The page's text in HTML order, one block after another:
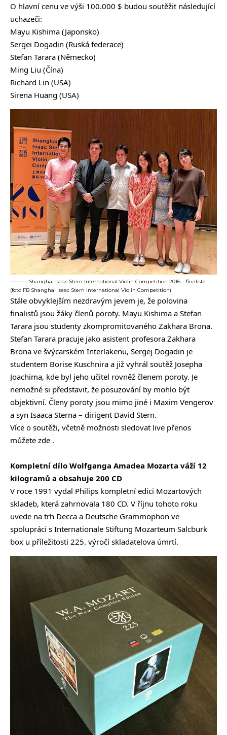
O hlavní cenu ve výši 100.000 $ budou soutěžit následující
uchazeči:
Mayu Kishima (Japonsko)
Sergei Dogadin (Ruská federace)
Stefan Tarara (Německo)
Ming Liu (Čína)
Richard Lin (USA)
Sirena Huang (USA)
Shanghai Isaac Stern International Violin Competition 2016 – finalisté
(foto FB Shanghai Isaac Stern International Violin Competition)
Stále obvyklejším nezdravým jevem je, že polovina
finalistů jsou žáky členů poroty. Mayu Kishima a Stefan
Tarara jsou studenty zkompromitovaného Zakhara Brona.
Stefan Tarara pracuje jako asistent profesora Zakhara
Brona ve švýcarském Interlakenu, Sergej Dogadin je
studentem Borise Kuschnira a již vyhrál soutěž Josepha
Joachima, kde byl jeho učitel rovněž členem poroty. Je
nemožné si představit, že posuzování by mohlo být
objektivní. Členy poroty jsou mimo jiné i Maxim Vengerov
a syn Isaaca Sterna – dirigent David Stern.
Více o soutěži, včetně možnosti sledovat live přenos
můžete zde .
Kompletní dílo Wolfganga Amadea Mozarta váží 12
kilogramů a obsahuje 200 CD
V roce 1991 vydal Philips kompletní edici Mozartových
skladeb, která zahrnovala 180 CD. V říjnu tohoto roku
uvede na trh Decca a Deutsche Grammophon ve
spolupráci s Internationale Stiftung Mozarteum Salcburk
box u příležitosti 225. výročí skladatelova úmrtí.